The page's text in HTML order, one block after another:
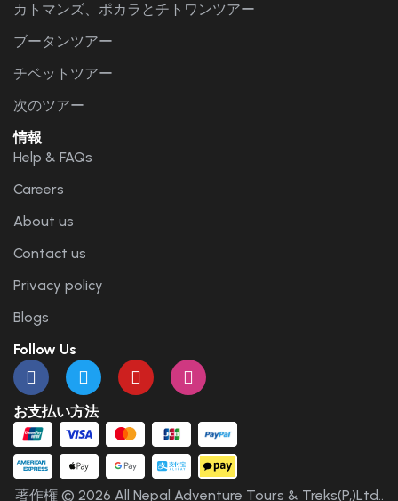
カトマンズ、ポカラとチトワンツアー
ブータンツアー
チベットツアー
次のツアー
情報
Help & FAQs
Careers
About us
Contact us
Privacy policy
Blogs
Follow Us
お支払い方法
著作権 © 2026 All Nepal Adventure Tours & Treks(P,)Ltd..